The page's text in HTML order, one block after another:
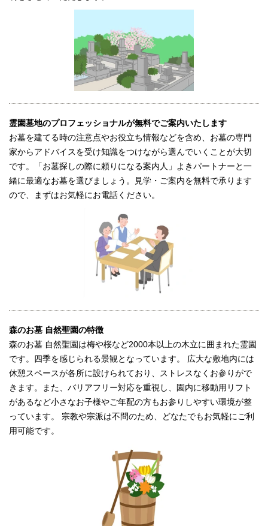
霊園墓地のプロフェッショナルが無料でご案内いたします
お墓を建てる時の注意点やお役立ち情報などを含め、お墓の専門
家からアドバイスを受け知識をつけながら選んでいくことが大切
です。「お墓探しの際に頼りになる案内人」よきパートナーと一
緒に最適なお墓を選びましょう。見学・ご案内を無料で承ります
ので、まずはお気軽にお電話ください。
森のお墓 自然聖園の特徴
森のお墓 自然聖園は梅や桜など2000本以上の木立に囲まれた霊園
です。四季を感じられる景観となっています。 広大な敷地内には
休憩スペースが各所に設けられており、ストレスなくお参りがで
きます。また、バリアフリー対応を重視し、園内に移動用リフト
があるなど小さなお子様やご年配の方もお参りしやすい環境が整
っています。 宗教や宗派は不問のため、どなたでもお気軽にご利
用可能です。